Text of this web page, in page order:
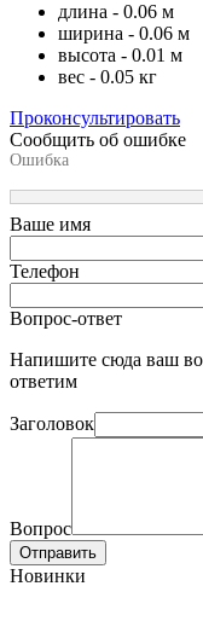
длина - 0.06 м
ширина - 0.06 м
высота - 0.01 м
вес - 0.05 кг
Проконсультировать
Сообщить об ошибке
Ошибка
Ваше имя
Телефон
Вопрос-ответ
Напишите сюда ваш
ответим
Заголовок
Вопрос
Отправить
Новинки